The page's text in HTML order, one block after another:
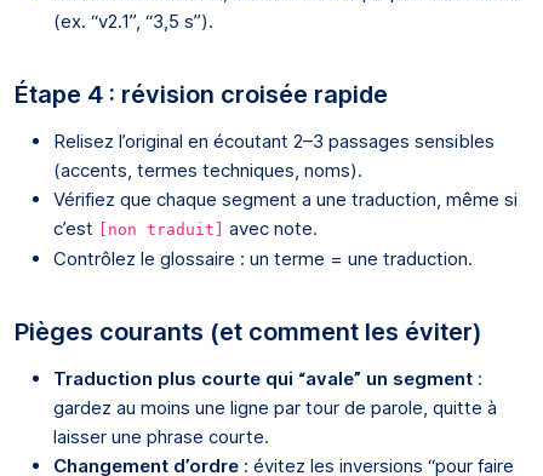
(ex. “v2.1”, “3,5 s”).
Étape 4 : révision croisée rapide
Relisez l’original en écoutant 2–3 passages sensibles
(accents, termes techniques, noms).
Vérifiez que chaque segment a une traduction, même si
c’est
[non traduit]
avec note.
Contrôlez le glossaire : un terme = une traduction.
Pièges courants (et comment les éviter)
Traduction plus courte qui “avale” un segment :
gardez au moins une ligne par tour de parole, quitte à
laisser une phrase courte.
Changement d’ordre : évitez les inversions “pour faire